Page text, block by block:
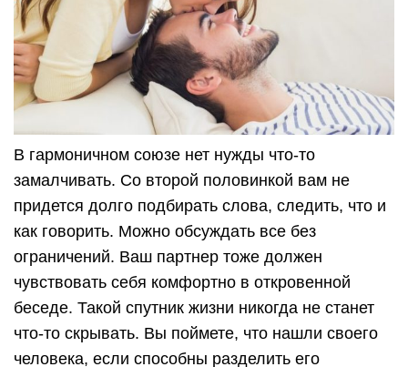
В гармоничном союзе нет нужды что-то
замалчивать. Со второй половинкой вам не
придется долго подбирать слова, следить, что и
как говорить. Можно обсуждать все без
ограничений. Ваш партнер тоже должен
чувствовать себя комфортно в откровенной
беседе. Такой спутник жизни никогда не станет
что-то скрывать. Вы поймете, что нашли своего
человека, если способны разделить его